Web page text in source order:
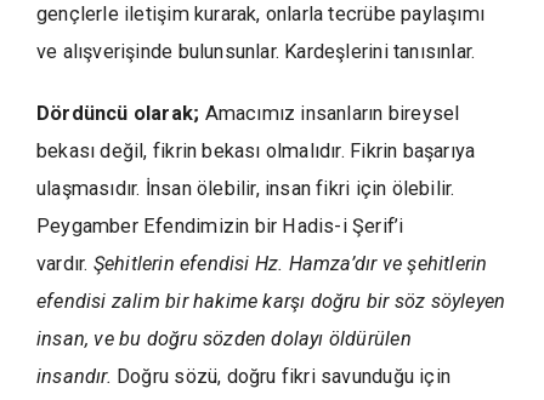
gençlerle iletişim kurarak, onlarla tecrübe paylaşımı
ve alışverişinde bulunsunlar. Kardeşlerini tanısınlar.
Dördüncü olarak; Amacımız insanların bireysel
bekası değil, fikrin bekası olmalıdır. Fikrin başarıya
ulaşmasıdır. İnsan ölebilir, insan fikri için ölebilir.
Peygamber Efendimizin bir Hadis-i Şerif’i
vardır. Şehitlerin efendisi Hz. Hamza’dır ve şehitlerin
efendisi zalim bir hakime karşı doğru bir söz söyleyen
insan, ve bu doğru sözden dolayı öldürülen
insandır. Doğru sözü, doğru fikri savunduğu için